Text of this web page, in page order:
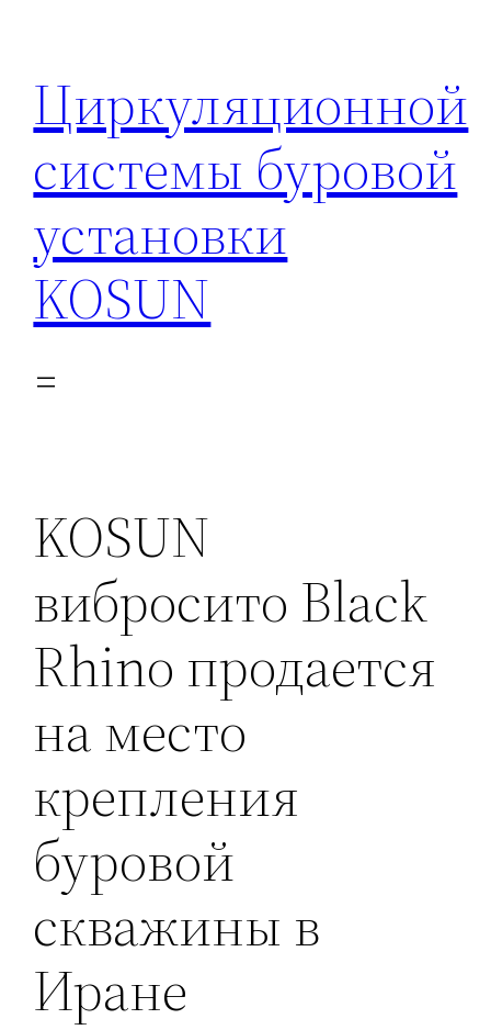
содержимому
Циркуляционной
системы буровой
установки
KOSUN
KOSUN
вибросито Black
Rhino продается
на место
крепления
буровой
скважины в
Иране